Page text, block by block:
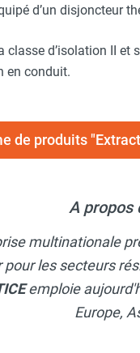
d’un
classe d’isolation II
en conduit.
de produits
A propos
multinationale
les secteurs
emploie
Europe,